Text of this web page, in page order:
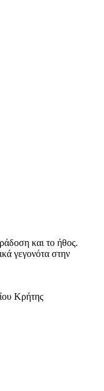
και το ήθος.
γεγονότα στην
Κρήτης